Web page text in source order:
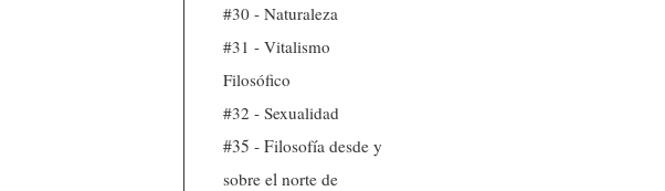
#30 - Naturaleza
#31 - Vitalismo
Filosófico
#32 - Sexualidad
#35 - Filosofía desde y
sobre el norte de